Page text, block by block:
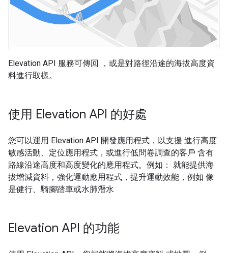
Elevation API 服務可傳回 ，或是對路徑沿途的海拔高度資
料進行取樣。
使用 Elevation API 的好處
您可以運用 Elevation API 開發應用程式，以支援 進行高度
敏感活動、定位應用程式，或進行低問卷調查的客戶 含有
路線沿途高度和高度變化的應用程式。例如： 就能提供海
拔增減資料，強化運動應用程式，提升運動效能，例如 像
是健行、騎腳踏車或水肺潛水
Elevation API 的功能